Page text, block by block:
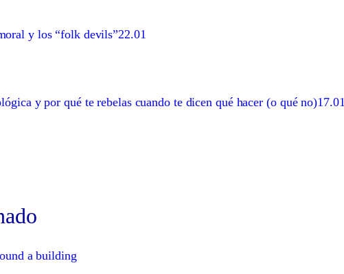
y los “folk devils”22.01
y por qué te rebelas cuando te dicen qué hacer (o qué no)17.01